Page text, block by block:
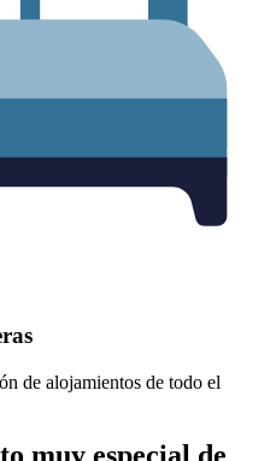
de alojamientos de todo el